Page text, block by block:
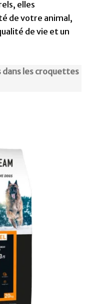
elles
de votre animal,
de vie et un
dans les croquettes